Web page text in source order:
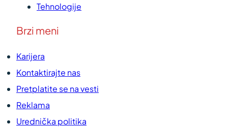
Tehnologije
Brzi meni
Karijera
Kontaktirajte nas
Pretplatite se na vesti
Reklama
Urednička politika